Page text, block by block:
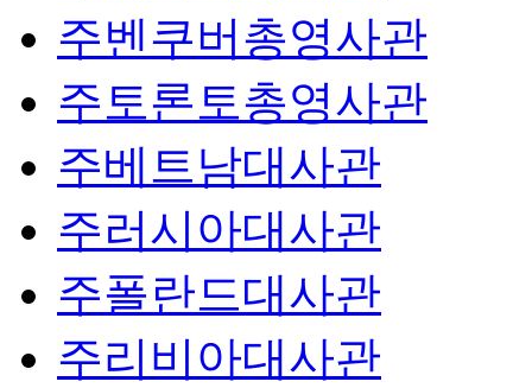
주벤쿠버총영사관
주토론토총영사관
주베트남대사관
주러시아대사관
주폴란드대사관
주리비아대사관